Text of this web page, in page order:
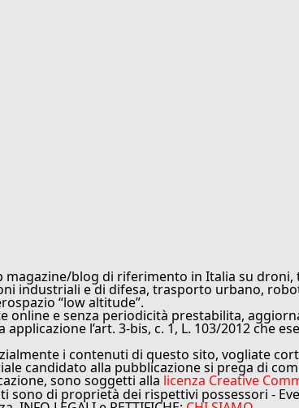
magazine/blog di riferimento in Italia su droni,
industriali e di difesa, trasporto urbano,
“low altitude”.
online e senza periodicità prestabilita,
l’art. 3-bis, c. 1, L. 103/2012 che
i contenuti di questo sito, vogliate
candidato alla pubblicazione si prega di
sono soggetti alla licenza Creative
sono di proprietà dei rispettivi possessori -